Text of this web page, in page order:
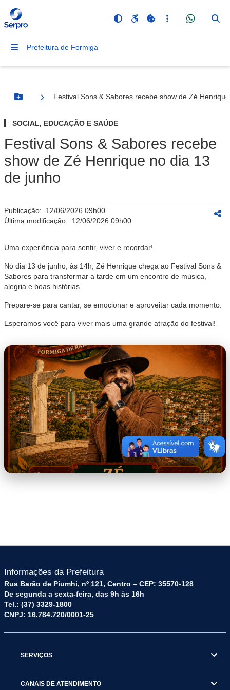
Prefeitura de Formiga
Botão Menu
Festival Sons & Sabores recebe show de Zé
SOCIAL, EDUCAÇÃO E SAÚDE
Festival Sons & Sabores recebe
show de Zé Henrique no dia 13
de junho
Publicação: 12/06/2026 09h00
Última modificação: 12/06/2026 09h00
Uma experiência para sentir, viver e recordar!
No dia 13 de junho, às 14h, Zé Henrique chega ao Festival Sons &
Sabores para transformar a tarde em um encontro de música,
alegria e boas histórias.
Prepare-se para cantar, se emocionar e aproveitar cada momento.
Esperamos você para viver mais uma grande atração do festival!
Informações da Prefeitura
Rua Barão de Piumhi, nº 121, Centro – CEP: 35570-128
De segunda a sexta-feira, das 9h às 16h
Tel.: (37) 3329-1800
CNPJ: 16.784.720/0001-25
SERVIÇOS
CANAIS DE ATENDIMENTO